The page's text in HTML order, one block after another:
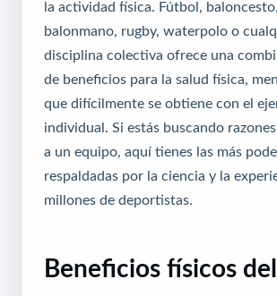
la actividad física. Fútbol,
balonmano, rugby, waterpolo o
disciplina colectiva ofrece una
de beneficios para la salud física,
que difícilmente se obtiene con el
individual. Si estás buscando
a un equipo, aquí tienes las más
respaldadas por la ciencia y la
millones de deportistas.
Beneficios físicos del